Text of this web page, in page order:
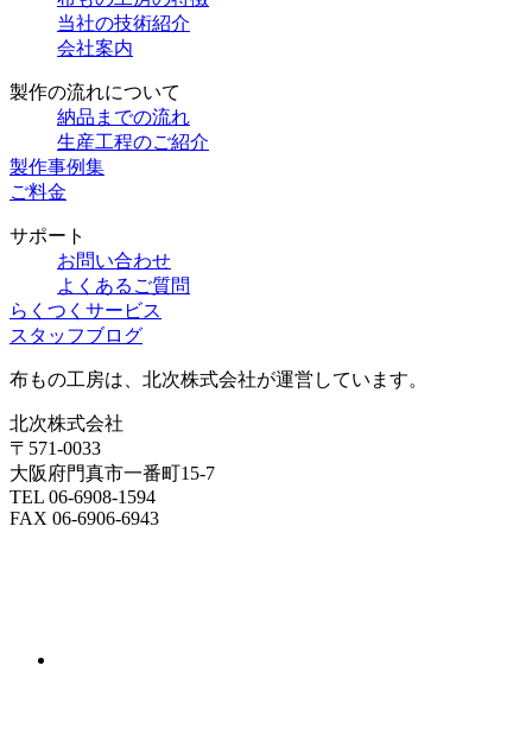
当社の技術紹介
会社案内
製作の流れについて
納品までの流れ
生産工程のご紹介
製作事例集
ご料金
サポート
お問い合わせ
よくあるご質問
らくつくサービス
スタッフブログ
布もの工房は、北次株式会社が運営しています。
北次株式会社
〒571-0033
大阪府門真市一番町15-7
TEL 06-6908-1594
FAX 06-6906-6943